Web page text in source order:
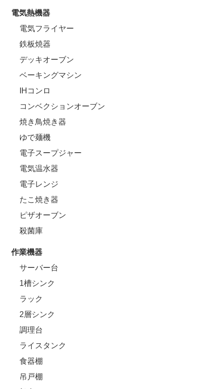
電気熱機器
電気フライヤー
鉄板焼器
デッキオーブン
ベーキングマシン
IHコンロ
コンベクションオーブン
焼き鳥焼き器
ゆで麺機
電子スープジャー
電気温水器
電子レンジ
たこ焼き器
ピザオーブン
殺菌庫
作業機器
サーバー台
1槽シンク
ラック
2層シンク
調理台
ライスタンク
食器棚
吊戸棚